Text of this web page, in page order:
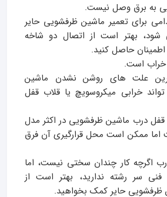
به برق وصل نیست.
برای تعمیر ماشین ظرفشویی حایر
بهتر است از اتصال دو شاخه
اطمینان حاصل کنید.
خراب است.
علت­ های روشن نشدن ماشین
خرابی میکروسویچ یا قلاب قفل
قفل درب ماشین ظرفشویی در اکثر مدل
ممکن است محل قرارگیری آن فرق
اگرچه کار چندان سختی نیست، اما
فنی سر رشته ندارید، بهتر است از
ظرفشویی حایر کمک بخواهید.